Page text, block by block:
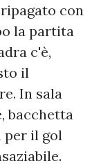
con
la partita
c'è,
il
In sala
bacchetta
il gol